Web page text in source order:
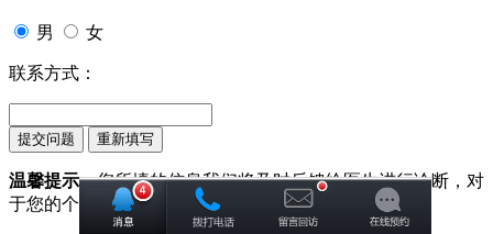
男 女
联系方式：
温馨提示：您所填的信息我们将及时反馈给医生进行诊断，对
于您的个人信息我们承诺绝对保密！请您放心！